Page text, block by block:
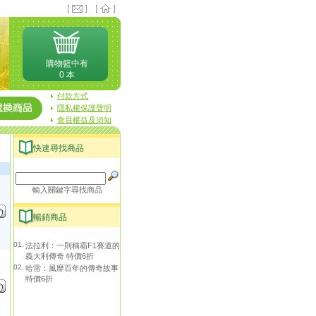
購物籃中有
0 本
付款方式
隱私權保護聲明
會員權益及須知
快速尋找商品
輸入關鍵字尋找商品
暢銷商品
01.
法拉利：一則稱霸F1賽道的
義大利傳奇 特價6折
02. 哈雷：風靡百年的傳奇故事
特價6折